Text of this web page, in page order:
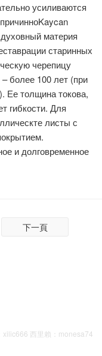
усиливаются
материя
старинных
черепицу
более 100 лет (при
Ее толщина токова,
гибкости. Для
листы с
и долговременное
下一頁
西里賴：monesa74